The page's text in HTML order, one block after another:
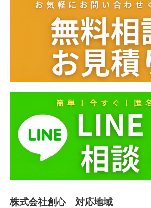
株式会社創心 対応地域